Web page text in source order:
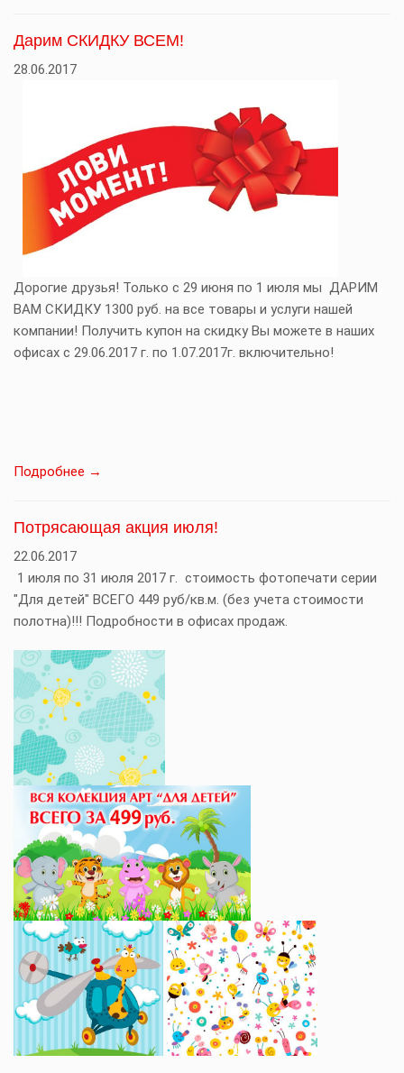
Дарим СКИДКУ ВСЕМ!
28.06.2017
Дорогие друзья! Только с 29 июня по 1 июля мы ДАРИМ
ВАМ СКИДКУ 1300 руб. на все товары и услуги нашей
компании! Получить купон на скидку Вы можете в наших
офисах с 29.06.2017 г. по 1.07.2017г. включительно!
Подробнее →
Потрясающая акция июля!
22.06.2017
1 июля по 31 июля 2017 г. стоимость фотопечати серии
"Для детей" ВСЕГО 449 руб/кв.м. (без учета стоимости
полотна)!!! Подробности в офисах продаж.